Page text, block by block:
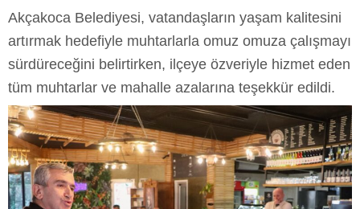
Akçakoca Belediyesi, vatandaşların yaşam kalitesini
artırmak hedefiyle muhtarlarla omuz omuza çalışmayı
sürdüreceğini belirtirken, ilçeye özveriyle hizmet eden
tüm muhtarlar ve mahalle azalarına teşekkür edildi.